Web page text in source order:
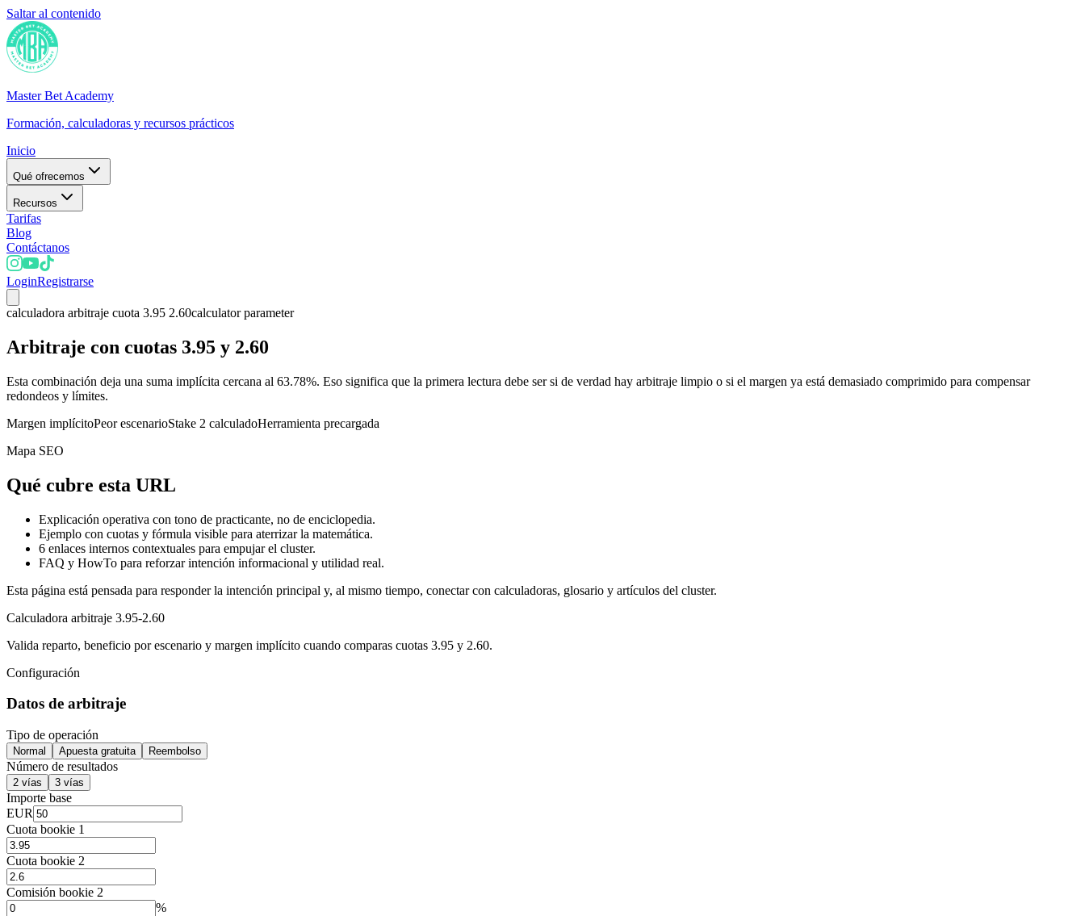
Saltar al contenido
Master Bet Academy
Formación, calculadoras y recursos prácticos
Inicio
Qué ofrecemos
Recursos
Tarifas
Blog
Contáctanos
LoginRegistrarse
calculadora arbitraje cuota 3.95 2.60calculator parameter
Arbitraje con cuotas 3.95 y 2.60
Esta combinación deja una suma implícita cercana al 63.78%. Eso significa que la primera lectura debe ser si de verdad hay arbitraje limpio o si el margen ya está demasiado comprimido para compensar
redondeos y límites.
Margen implícitoPeor escenarioStake 2 calculadoHerramienta precargada
Mapa SEO
Qué cubre esta URL
Explicación operativa con tono de practicante, no de enciclopedia.
Ejemplo con cuotas y fórmula visible para aterrizar la matemática.
6 enlaces internos contextuales para empujar el cluster.
FAQ y HowTo para reforzar intención informacional y utilidad real.
Esta página está pensada para responder la intención principal y, al mismo tiempo, conectar con calculadoras, glosario y artículos del cluster.
Calculadora arbitraje 3.95-2.60
Valida reparto, beneficio por escenario y margen implícito cuando comparas cuotas 3.95 y 2.60.
Configuración
Datos de arbitraje
Tipo de operación
Normal Apuesta gratuita Reembolso
Número de resultados
2 vías 3 vías
Importe base
EUR
Cuota bookie 1
Cuota bookie 2
Comisión bookie 2
%